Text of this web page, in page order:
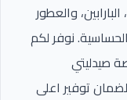
والعطور
نوفر لكم
صيدليتي
لضمان توفير اعلى